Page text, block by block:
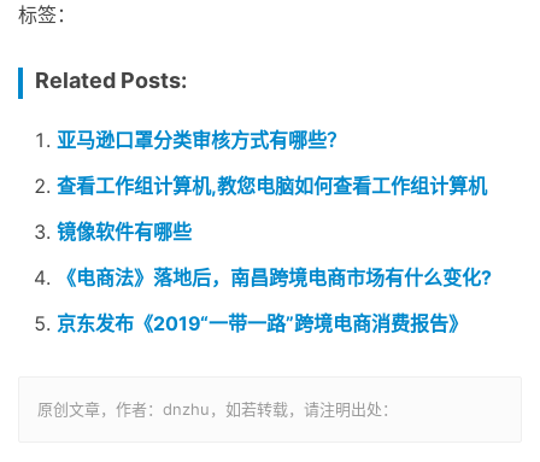
标签：
Related Posts:
亚马逊口罩分类审核方式有哪些？
查看工作组计算机,教您电脑如何查看工作组计算机
镜像软件有哪些
《电商法》落地后，南昌跨境电商市场有什么变化?
京东发布《2019“一带一路”跨境电商消费报告》
原创文章，作者：dnzhu，如若转载，请注明出处：